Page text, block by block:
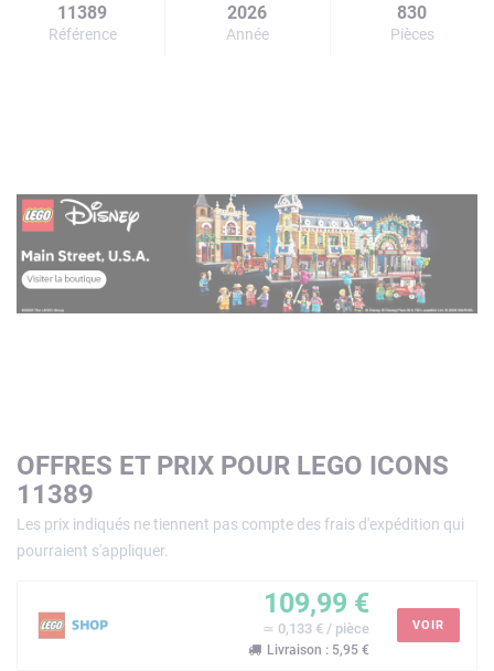
11389
Référence
2026
Année
830
Pièces
OFFRES ET PRIX POUR LEGO ICONS
11389
Les prix indiqués ne tiennent pas compte des frais d'expédition qui
pourraient s'appliquer.
109,99 €
≃ 0,133 € / pièce
Livraison : 5,95 €
VOIR